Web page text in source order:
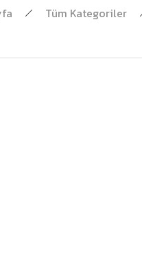
Tüm Kategoriler